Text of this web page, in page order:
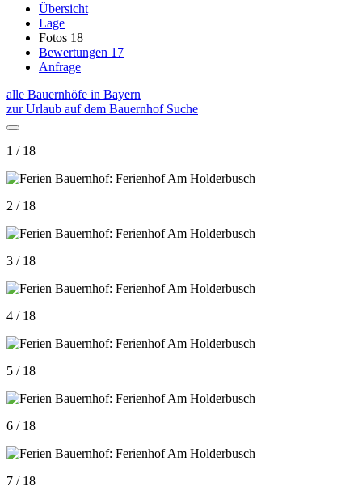
Übersicht
Lage
Fotos 18
Bewertungen 17
Anfrage
alle Bauernhöfe in Bayern
zur Urlaub auf dem Bauernhof Suche
1 / 18
2 / 18
3 / 18
4 / 18
5 / 18
6 / 18
7 / 18